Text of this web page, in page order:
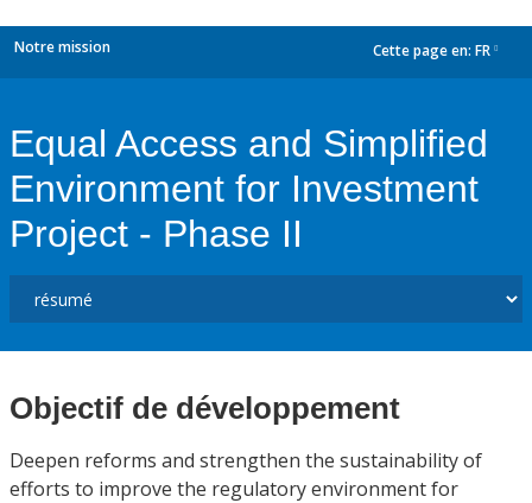
Notre mission Cette page en: FR
Equal Access and Simplified
Environment for Investment
Project - Phase II
Objectif de développement
Deepen reforms and strengthen the sustainability of
efforts to improve the regulatory environment for